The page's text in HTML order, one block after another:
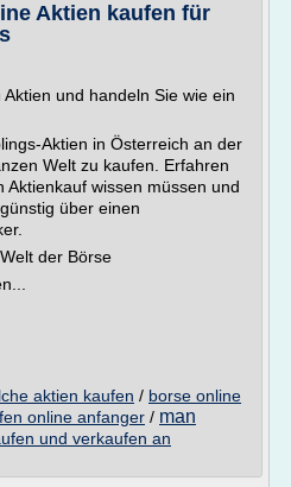
Aktien kaufen für
und handeln Sie wie ein
Aktien in Österreich an der
Welt zu kaufen. Erfahren
Aktienkauf wissen müssen und
über einen
der Börse
aktien kaufen / borse online
online anfanger / man
und verkaufen an